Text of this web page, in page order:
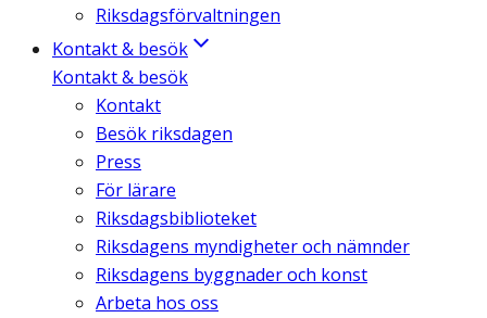
Riksdagsförvaltningen
Kontakt & besök
Kontakt & besök
Kontakt
Besök riksdagen
Press
För lärare
Riksdagsbiblioteket
Riksdagens myndigheter och nämnder
Riksdagens byggnader och konst
Arbeta hos oss